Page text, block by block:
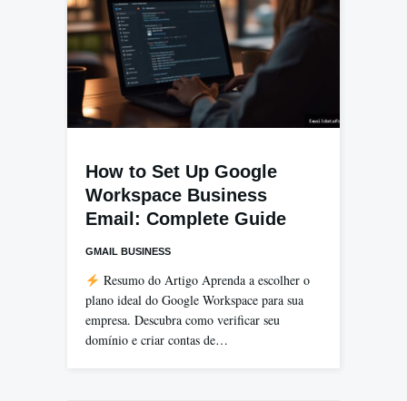
How to Set Up Google
Workspace Business
Email: Complete Guide
GMAIL BUSINESS
Resumo do Artigo Aprenda a escolher o
plano ideal do Google Workspace para sua
empresa. Descubra como verificar seu
domínio e criar contas de…